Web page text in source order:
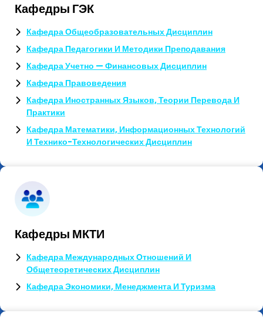
Кафедры ГЭК
Кафедра Общеобразовательных Дисциплин
Кафедра Педагогики И Методики Преподавания
Кафедра Учетно — Финансовых Дисциплин
Кафедра Правоведения
Кафедра Иностранных Языков, Теории Перевода И
Практики
Кафедра Математики, Информационных Технологий
И Технико-Технологических Дисциплин
Кафедры МКТИ
Кафедра Международных Отношений И
Общетеоретических Дисциплин
Кафедра Экономики, Менеджмента И Туризма